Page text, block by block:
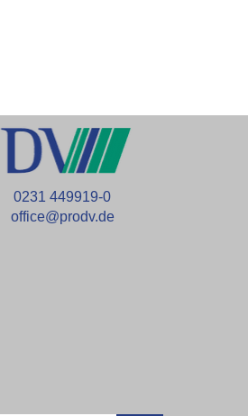
0231 449919-0
office@prodv.de